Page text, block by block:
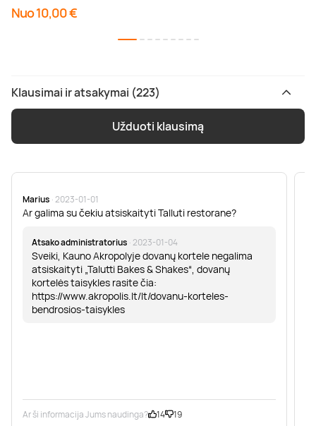
Nuo 10,00 €
Klausimai ir atsakymai (223)
Užduoti klausimą
Marius · 2023-01-01
Ar galima su čekiu atsiskaityti Talluti restorane?
Atsako administratorius · 2023-01-04
Sveiki, Kauno Akropolyje dovanų kortele negalima
atsiskaityti „Talutti Bakes & Shakes“, dovanų
kortelės taisykles rasite čia:
https://www.akropolis.lt/lt/dovanu-korteles-
bendrosios-taisykles
Ar ši informacija Jums naudinga? 14 19